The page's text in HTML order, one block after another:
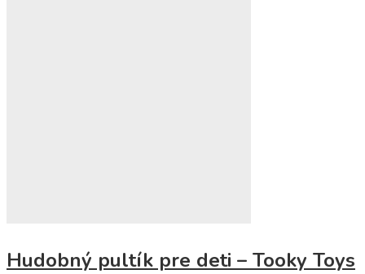
Hudobný pultík pre deti – Tooky Toys